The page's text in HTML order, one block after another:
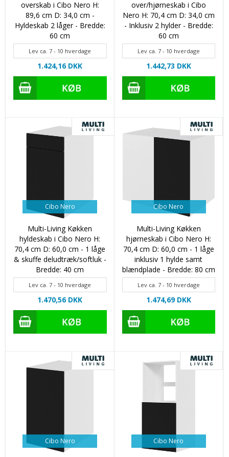
overskab i Cibo Nero H:
89,6 cm D: 34,0 cm -
Hyldeskab 2 låger - Bredde:
60 cm
Lev ca. 7 - 10 hverdage
1.424,16 DKK
over/hjørneskab i Cibo
Nero H: 70,4 cm D: 34,0 cm
- Inklusiv 2 hylder - Bredde:
60 cm
Lev ca. 7 - 10 hverdage
1.442,73 DKK
Cibo Nero
Multi-Living Køkken
hyldeskab i Cibo Nero H:
70,4 cm D: 60,0 cm - 1 låge
& skuffe deludtræk/softluk -
Bredde: 40 cm
Lev ca. 7 - 10 hverdage
1.470,56 DKK
Cibo Nero
Multi-Living Køkken
hjørneskab i Cibo Nero H:
70,4 cm D: 60,0 cm - 1 låge
inklusiv 1 hylde samt
blændplade - Bredde: 80 cm
Lev ca. 7 - 10 hverdage
1.474,69 DKK
Cibo Nero Cibo Nero